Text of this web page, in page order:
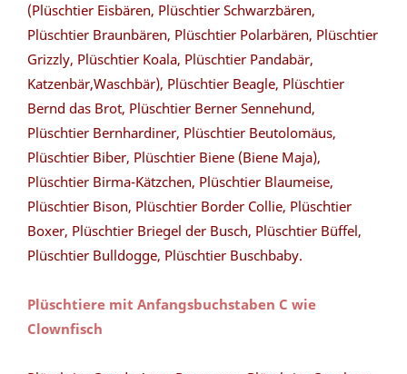
(Plüschtier Eisbären, Plüschtier Schwarzbären,
Plüschtier Braunbären, Plüschtier Polarbären, Plüschtier
Grizzly, Plüschtier Koala, Plüschtier Pandabär,
Katzenbär,Waschbär), Plüschtier Beagle, Plüschtier
Bernd das Brot, Plüschtier Berner Sennehund,
Plüschtier Bernhardiner, Plüschtier Beutolomäus,
Plüschtier Biber, Plüschtier Biene (Biene Maja),
Plüschtier Birma-Kätzchen, Plüschtier Blaumeise,
Plüschtier Bison, Plüschtier Border Collie, Plüschtier
Boxer, Plüschtier Briegel der Busch, Plüschtier Büffel,
Plüschtier Bulldogge, Plüschtier Buschbaby.
Plüschtiere mit Anfangsbuchstaben C wie
Clownfisch